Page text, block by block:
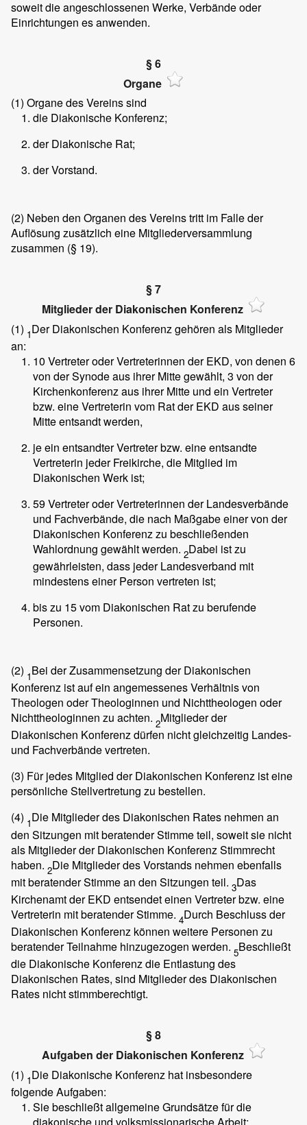
soweit die angeschlossenen Werke, Verbände oder
Einrichtungen es anwenden.
§ 6
Organe
(1) Organe des Vereins sind
die Diakonische Konferenz;
der Diakonische Rat;
der Vorstand.
(2) Neben den Organen des Vereins tritt im Falle der
Auflösung zusätzlich eine Mitgliederversammlung
zusammen (§ 19).
§ 7
Mitglieder der Diakonischen Konferenz
(1) 1Der Diakonischen Konferenz gehören als Mitglieder
an:
10 Vertreter oder Vertreterinnen der EKD, von denen 6
von der Synode aus ihrer Mitte gewählt, 3 von der
Kirchenkonferenz aus ihrer Mitte und ein Vertreter
bzw. eine Vertreterin vom Rat der EKD aus seiner
Mitte entsandt werden,
je ein entsandter Vertreter bzw. eine entsandte
Vertreterin jeder Freikirche, die Mitglied im
Diakonischen Werk ist;
59 Vertreter oder Vertreterinnen der Landesverbände
und Fachverbände, die nach Maßgabe einer von der
Diakonischen Konferenz zu beschließenden
Wahlordnung gewählt werden. 2Dabei ist zu
gewährleisten, dass jeder Landesverband mit
mindestens einer Person vertreten ist;
bis zu 15 vom Diakonischen Rat zu berufende
Personen.
(2) 1Bei der Zusammensetzung der Diakonischen
Konferenz ist auf ein angemessenes Verhältnis von
Theologen oder Theologinnen und Nichttheologen oder
Nichttheologinnen zu achten. 2Mitglieder der
Diakonischen Konferenz dürfen nicht gleichzeitig Landes-
und Fachverbände vertreten.
(3) Für jedes Mitglied der Diakonischen Konferenz ist eine
persönliche Stellvertretung zu bestellen.
(4) 1Die Mitglieder des Diakonischen Rates nehmen an
den Sitzungen mit beratender Stimme teil, soweit sie nicht
als Mitglieder der Diakonischen Konferenz Stimmrecht
haben. 2Die Mitglieder des Vorstands nehmen ebenfalls
mit beratender Stimme an den Sitzungen teil. 3Das
Kirchenamt der EKD entsendet einen Vertreter bzw. eine
Vertreterin mit beratender Stimme. 4Durch Beschluss der
Diakonischen Konferenz können weitere Personen zu
beratender Teilnahme hinzugezogen werden. 5Beschließt
die Diakonische Konferenz die Entlastung des
Diakonischen Rates, sind Mitglieder des Diakonischen
Rates nicht stimmberechtigt.
§ 8
Aufgaben der Diakonischen Konferenz
(1) 1Die Diakonische Konferenz hat insbesondere
folgende Aufgaben:
Sie beschließt allgemeine Grundsätze für die
diakonische und volksmissionarische Arbeit;